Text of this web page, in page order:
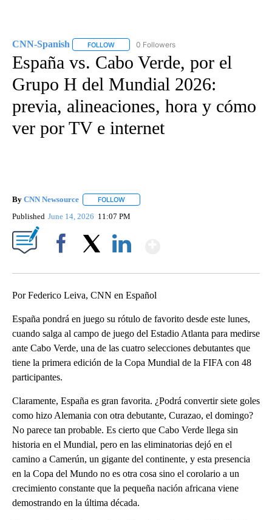
CNN-Spanish FOLLOW FOLLOW "CNN-SPANISH" TO RECEIVE
0 Followers
España vs. Cabo Verde, por el
Grupo H del Mundial 2026:
previa, alineaciones, hora y cómo
ver por TV e internet
By CNN Newsource FOLLOW
Published June 14, 2026 11:07 PM
Por Federico Leiva, CNN en Español
España pondrá en juego su rótulo de favorito desde este lunes,
cuando salga al campo de juego del Estadio Atlanta para medirse
ante Cabo Verde, una de las cuatro selecciones debutantes que
tiene la primera edición de la Copa Mundial de la FIFA con 48
participantes.
Claramente, España es gran favorita. ¿Podrá convertir siete goles
como hizo Alemania con otra debutante, Curazao, el domingo?
No parece tan probable. Es cierto que Cabo Verde llega sin
historia en el Mundial, pero en las eliminatorias dejó en el
camino a Camerún, un gigante del continente, y esta presencia
en la Copa del Mundo no es otra cosa sino el corolario a un
crecimiento constante que la pequeña nación africana viene
demostrando en la última década.